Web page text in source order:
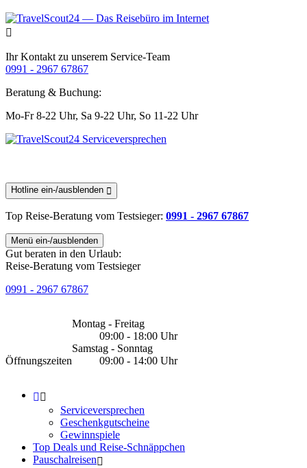
Ihr Kontakt zu unserem Service-Team
0991 - 2967 67867
Beratung & Buchung:
Mo-Fr 8-22 Uhr, Sa 9-22 Uhr, So 11-22 Uhr
Hotline ein-/ausblenden
Top Reise-Beratung vom Testsieger: 0991 - 2967 67867
Menü ein-/ausblenden
Gut beraten in den Urlaub:
Reise-Beratung vom Testsieger
0991 - 2967 67867
Öffnungszeiten
Montag - Freitag
09:00 - 18:00 Uhr
Samstag - Sonntag
09:00 - 14:00 Uhr
Serviceversprechen
Geschenkgutscheine
Gewinnspiele
Top Deals und Reise-Schnäppchen
Pauschalreisen